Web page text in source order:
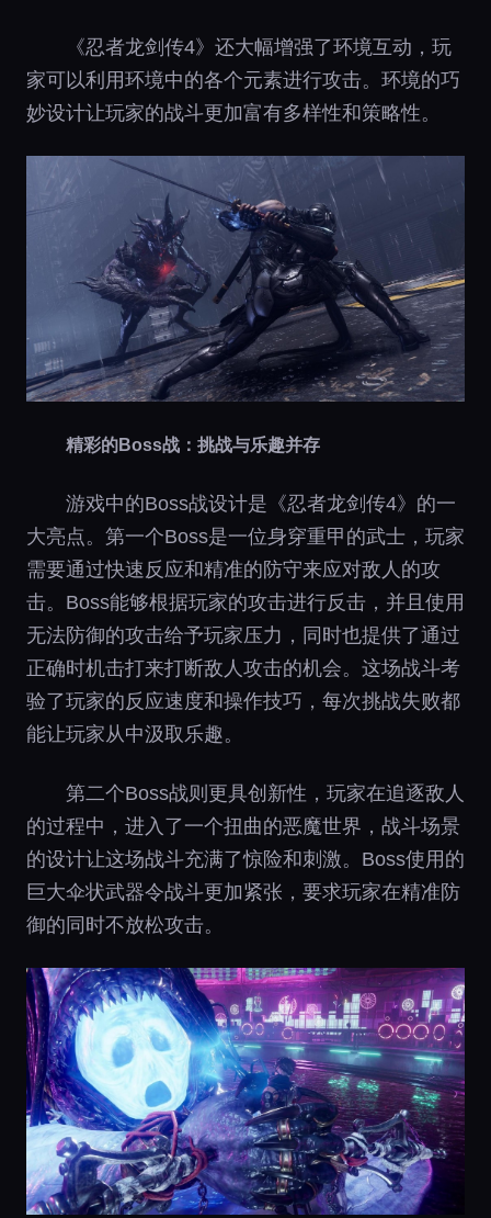
《忍者龙剑传4》还大幅增强了环境互动，玩
家可以利用环境中的各个元素进行攻击。环境的巧
妙设计让玩家的战斗更加富有多样性和策略性。
精彩的Boss战：挑战与乐趣并存
游戏中的Boss战设计是《忍者龙剑传4》的一
大亮点。第一个Boss是一位身穿重甲的武士，玩家
需要通过快速反应和精准的防守来应对敌人的攻
击。Boss能够根据玩家的攻击进行反击，并且使用
无法防御的攻击给予玩家压力，同时也提供了通过
正确时机击打来打断敌人攻击的机会。这场战斗考
验了玩家的反应速度和操作技巧，每次挑战失败都
能让玩家从中汲取乐趣。
第二个Boss战则更具创新性，玩家在追逐敌人
的过程中，进入了一个扭曲的恶魔世界，战斗场景
的设计让这场战斗充满了惊险和刺激。Boss使用的
巨大伞状武器令战斗更加紧张，要求玩家在精准防
御的同时不放松攻击。